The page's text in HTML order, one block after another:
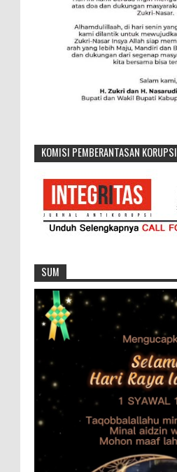
KOMISI PEMBERANTASAN KORUPSI
SUM